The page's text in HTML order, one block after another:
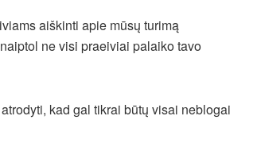
aiškinti apie mūsų turimą
ne visi praeiviai palaiko tavo
kad gal tikrai būtų visai neblogai